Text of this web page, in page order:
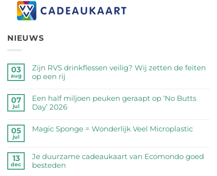
NIEUWS
03
aug
Zijn RVS drinkflessen veilig? Wij zetten de feiten
op een rij
reacties
op
Zijn
drinkflessen
zetten
de
07
jul
Een half miljoen peuken geraapt op ‘No Butts
Day’ 2026
reacties
half
miljoen
peuken
05
jul
Magic Sponge = Wonderlijk Veel Microplastic
op
Magic
13
dec
Je duurzame cadeaukaart van Ecomondo goed
besteden